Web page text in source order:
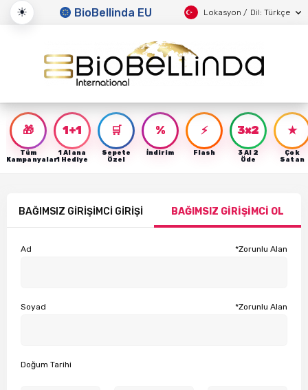
☀ BioBellinda EU Lokasyon / Dil: Türkçe
🎁
Tüm
Kampanyalar
1+1
1 Alana
1 Hediye
🛒
Sepete
Özel
%
İndirim
⚡
Flash
3×2
3 Al 2
Öde
★
Çok
Satan
BAĞIMSIZ GİRİŞİMCİ GİRİŞİ BAĞIMSIZ GİRİŞİMCİ OL
Ad *Zorunlu Alan
Soyad *Zorunlu Alan
Doğum Tarihi